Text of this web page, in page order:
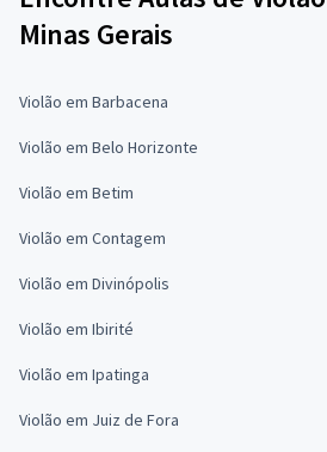
Minas Gerais
Violão em Barbacena
Violão em Belo Horizonte
Violão em Betim
Violão em Contagem
Violão em Divinópolis
Violão em Ibirité
Violão em Ipatinga
Violão em Juiz de Fora